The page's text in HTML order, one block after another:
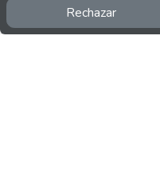
Rechazar
INFORMACIÓN